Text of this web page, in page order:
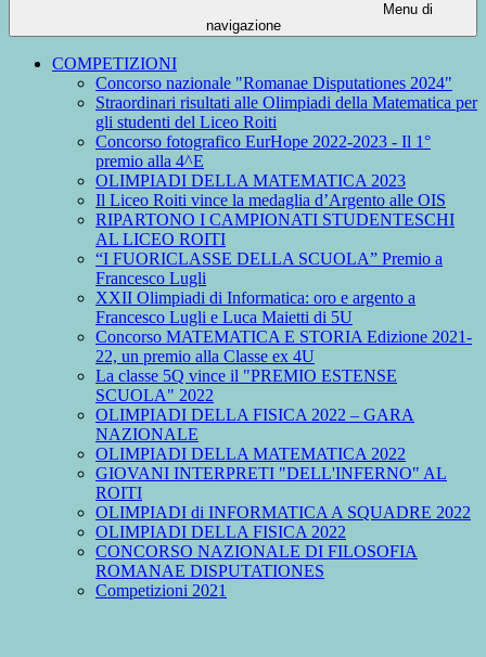
Menu di
navigazione
COMPETIZIONI
Concorso nazionale "Romanae Disputationes 2024"
Straordinari risultati alle Olimpiadi della Matematica per
gli studenti del Liceo Roiti
Concorso fotografico EurHope 2022-2023 - Il 1°
premio alla 4^E
OLIMPIADI DELLA MATEMATICA 2023
Il Liceo Roiti vince la medaglia d’Argento alle OIS
RIPARTONO I CAMPIONATI STUDENTESCHI
AL LICEO ROITI
“I FUORICLASSE DELLA SCUOLA” Premio a
Francesco Lugli
XXII Olimpiadi di Informatica: oro e argento a
Francesco Lugli e Luca Maietti di 5U
Concorso MATEMATICA E STORIA Edizione 2021-
22, un premio alla Classe ex 4U
La classe 5Q vince il "PREMIO ESTENSE
SCUOLA" 2022
OLIMPIADI DELLA FISICA 2022 – GARA
NAZIONALE
OLIMPIADI DELLA MATEMATICA 2022
GIOVANI INTERPRETI "DELL'INFERNO" AL
ROITI
OLIMPIADI di INFORMATICA A SQUADRE 2022
OLIMPIADI DELLA FISICA 2022
CONCORSO NAZIONALE DI FILOSOFIA
ROMANAE DISPUTATIONES
Competizioni 2021